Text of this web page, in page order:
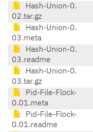
Hash-Union-0.
02.tar.gz
Hash-Union-0.
03.meta
Hash-Union-0.
03.readme
Hash-Union-0.
03.tar.gz
Pid-File-Flock-
0.01.meta
Pid-File-Flock-
0.01.readme